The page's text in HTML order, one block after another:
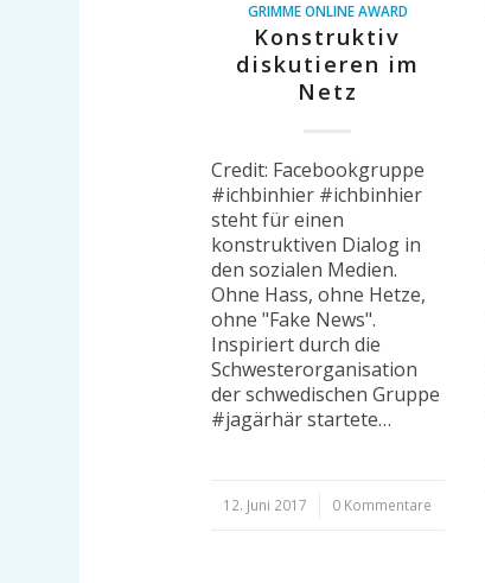
GRIMME ONLINE AWARD
Konstruktiv
diskutieren im
Netz
Credit: Facebookgruppe
#ichbinhier #ichbinhier
steht für einen
konstruktiven Dialog in
den sozialen Medien.
Ohne Hass, ohne Hetze,
ohne "Fake News".
Inspiriert durch die
Schwesterorganisation
der schwedischen Gruppe
#jagärhär startete…
12. Juni 2017
/ 0 Kommentare